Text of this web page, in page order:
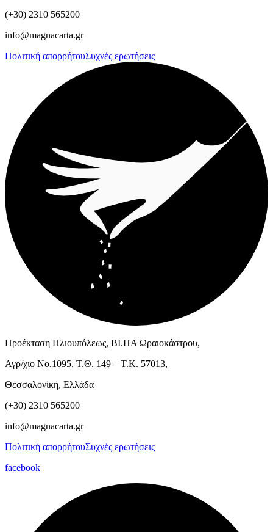
(+30) 2310 565200
info@magnacarta.gr
Πολιτική απορρήτουΣυχνές ερωτήσεις
Προέκταση Ηλιουπόλεως, ΒΙ.ΠΑ Ωραιοκάστρου,
Αγρ/χιο Νο.1095, Τ.Θ. 149 – Τ.Κ. 57013,
Θεσσαλονίκη, Ελλάδα
(+30) 2310 565200
info@magnacarta.gr
Πολιτική απορρήτουΣυχνές ερωτήσεις
facebook